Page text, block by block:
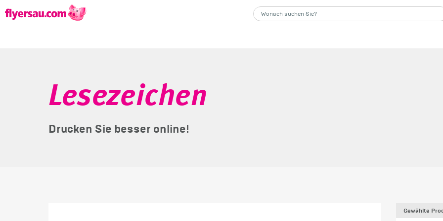
Lesezeichen
Drucken Sie besser online!
Gewählte